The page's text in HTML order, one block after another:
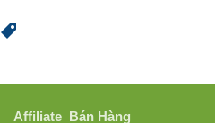
Affiliate Bán Hàng